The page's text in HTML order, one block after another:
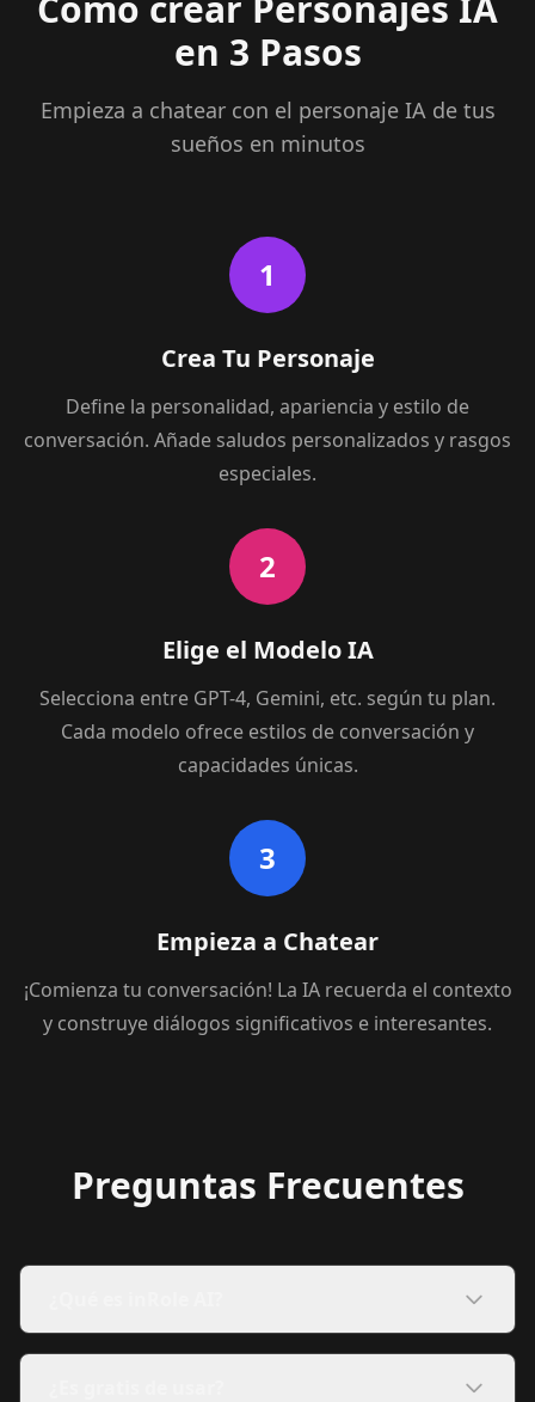
en 3 Pasos
Empieza a chatear con el personaje IA de tus
sueños en minutos
1
Crea Tu Personaje
Define la personalidad, apariencia y estilo de
conversación. Añade saludos personalizados y rasgos
especiales.
2
Elige el Modelo IA
Selecciona entre GPT-4, Gemini, etc. según tu plan.
Cada modelo ofrece estilos de conversación y
capacidades únicas.
3
Empieza a Chatear
¡Comienza tu conversación! La IA recuerda el contexto
y construye diálogos significativos e interesantes.
Preguntas Frecuentes